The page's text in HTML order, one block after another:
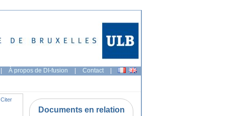
| À propos de DI-fusion | Contact |
Citer
Documents en relation